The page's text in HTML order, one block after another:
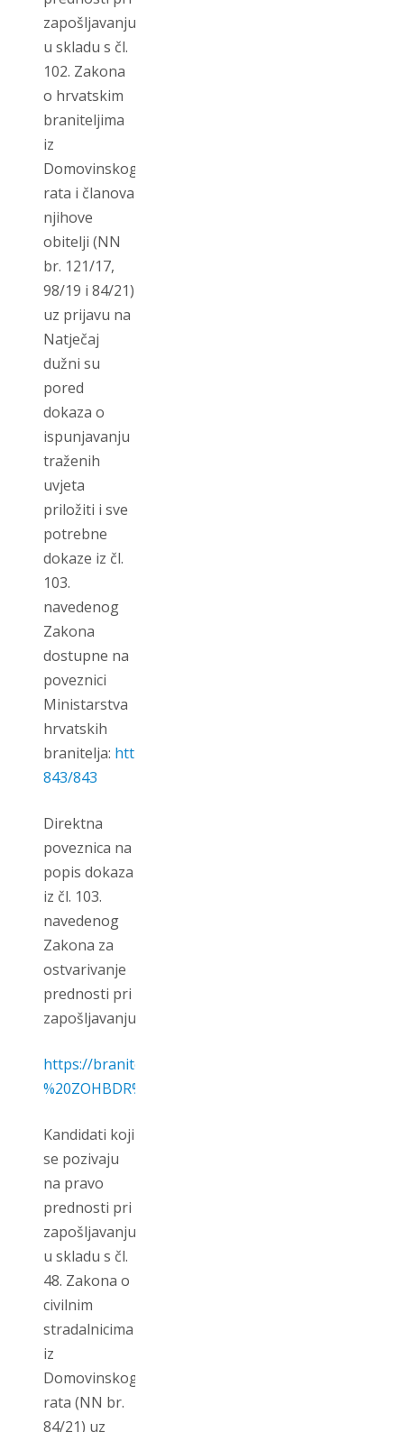
zapošljavanju
u skladu s čl.
102. Zakona
o hrvatskim
braniteljima
iz
Domovinskog
rata i članova
njihove
obitelji (NN
br. 121/17,
98/19 i 84/21)
uz prijavu na
Natječaj
dužni su
pored
dokaza o
ispunjavanju
traženih
uvjeta
priložiti i sve
potrebne
dokaze iz čl.
103.
navedenog
Zakona
dostupne na
poveznici
Ministarstva
hrvatskih
branitelja: https://branitelji.gov.hr/zaposljavanje-
843/843
Direktna
poveznica na
popis dokaza
iz čl. 103.
navedenog
Zakona za
ostvarivanje
prednosti pri
zapošljavanju:
https://branitelji.gov.hr/UserDocsImages/
%20ZOHBDR%202021.pdf
Kandidati koji
se pozivaju
na pravo
prednosti pri
zapošljavanju
u skladu s čl.
48. Zakona o
civilnim
stradalnicima
iz
Domovinskog
rata (NN br.
84/21) uz